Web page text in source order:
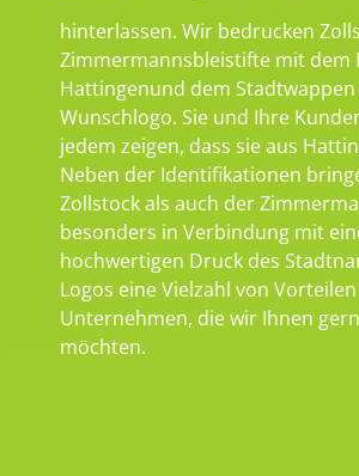
hinterlassen. Wir bedrucken
Zimmermannsbleistifte mit dem
Hattingenund dem
Wunschlogo. Sie und Ihre
jedem zeigen, dass sie aus
Neben der Identifikationen
Zollstock als auch der
besonders in Verbindung mit
hochwertigen Druck des
Logos eine Vielzahl von
Unternehmen, die wir Ihnen
möchten.